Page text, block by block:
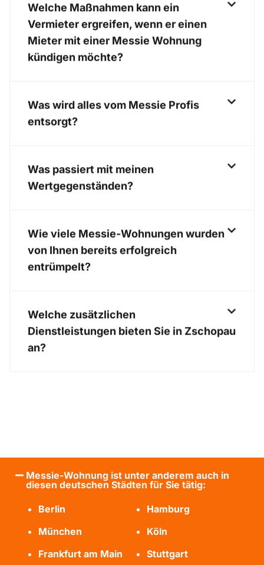
Welche Maßnahmen kann ein
Vermieter ergreifen, wenn er einen
Mieter mit einer Messie Wohnung
kündigen möchte?
Was wird alles vom Messie Profis
entsorgt?
Was passiert mit meinen
Wertgegenständen?
Wie viele Messie-Wohnungen wurden
von Ihnen bereits erfolgreich
entrümpelt?
Welche zusätzlichen
Dienstleistungen bieten Sie in Zschopau
an?
Messie-Wohnung ist unter anderem auch in
diesen deutschen Städten für Sie tätig:
Berlin
Hamburg
München
Köln
Frankfurt am Main
Stuttgart